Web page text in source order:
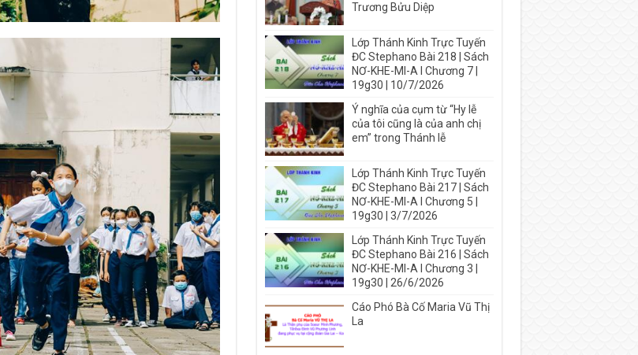
Trương Bửu Diệp
Lớp Thánh Kinh Trực Tuyến
ĐC Stephano Bài 218 | Sách
NƠ-KHE-MI-A I Chương 7 |
19g30 | 10/7/2026
Ý nghĩa của cụm từ “Hy lễ
của tôi cũng là của anh chị
em” trong Thánh lễ
Lớp Thánh Kinh Trực Tuyến
ĐC Stephano Bài 217 | Sách
NƠ-KHE-MI-A I Chương 5 |
19g30 | 3/7/2026
Lớp Thánh Kinh Trực Tuyến
ĐC Stephano Bài 216 | Sách
NƠ-KHE-MI-A I Chương 3 |
19g30 | 26/6/2026
Cáo Phó Bà Cố Maria Vũ Thị
La